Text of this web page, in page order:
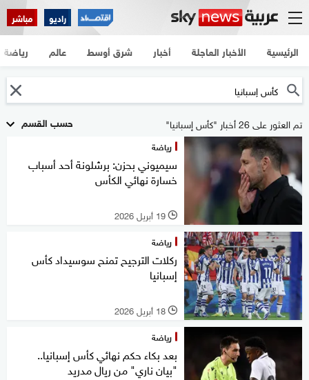
راديو مباشر
الرئيسية الأخبار العاجلة أخبار شرق أوسط عالم رياضة
حسب القسم تم العثور على 26 أخبار "كأس إسبانيا"
رياضة
سيميوني بحزن: برشلونة أحد أسباب
خسارة نهائي الكأس
l 19 أبريل 2026
رياضة
ركلات الترجيح تمنح سوسيداد كأس
إسبانيا
l 18 أبريل 2026
رياضة
بعد بكاء حكم نهائي كأس إسبانيا..
"بيان ناري" من ريال مدريد